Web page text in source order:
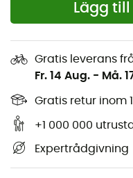
Lägg
Gratis leverans
Fr. 14 Aug. - Må.
Gratis retur inom
+1 000 000
Expertrådgivning
Elastisk fåll
Isolering: Mimic
blandat med
med dunliknande
polyamid - 10 D -
Bluesign®-godkänt